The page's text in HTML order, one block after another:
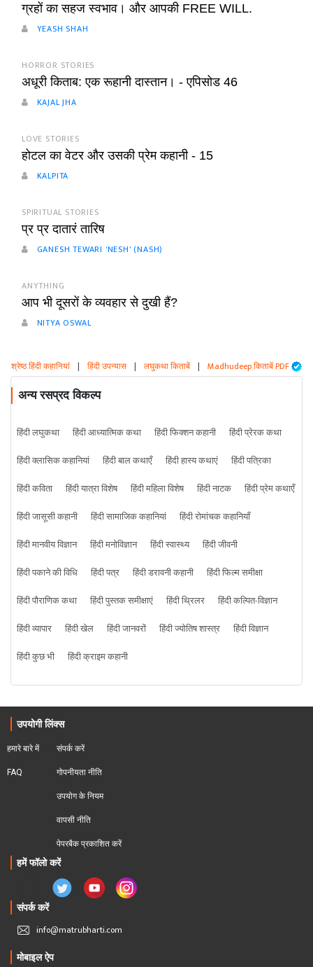
ग्रहों का सहज स्वभाव। और आपकी FREE WILL.
YEASH SHAH
HORROR STORIES
अधूरी किताब: एक रूहानी दास्तान। - एपिसोड 46
KAJAL JHA
LOVE STORIES
होटल का वेटर और उसकी प्रेम कहानी - 15
KALPITA
SPIRITUAL STORIES
प्र प्र दातारं तारिष
GANESH TEWARI 'NESH' (NASH)
ANYTHING
आप भी दूसरों के व्यवहार से दुखी हैं?
NITYA OSWAL
श्रेष्ठ हिंदी कहानियां | हिंदी उपन्यास | लघुकथा किताबें | Madhudeep किताबें PDF
अन्य रसप्रद विकल्प
हिंदी लघुकथा हिंदी आध्यात्मिक कथा हिंदी फिक्शन कहानी
हिंदी प्रेरक कथा
हिंदी क्लासिक कहानियां
हिंदी बाल कथाएँ हिंदी हास्य कथाएं
हिंदी पत्रिका
हिंदी कविता
हिंदी यात्रा विशेष हिंदी महिला विशेष हिंदी नाटक
हिंदी प्रेम कथाएँ
हिंदी जासूसी कहानी
हिंदी सामाजिक कहानियां
हिंदी रोमांचक कहानियाँ
हिंदी मानवीय विज्ञान
हिंदी मनोविज्ञान हिंदी स्वास्थ्य
हिंदी जीवनी
हिंदी पकाने की विधि
हिंदी पत्र हिंदी डरावनी कहानी
हिंदी फिल्म समीक्षा
हिंदी पौराणिक कथा
हिंदी पुस्तक समीक्षाएं हिंदी थ्रिलर
हिंदी कल्पित-विज्ञान
हिंदी व्यापार
हिंदी खेल हिंदी जानवरों हिंदी ज्योतिष शास्त्र
हिंदी विज्ञान
हिंदी कुछ भी
हिंदी क्राइम कहानी
उपयोगी लिंक्स
हमारे बारे में
FAQ
संपर्क करें
गोपनीयता नीति
उपयोग के नियम
वापसी नीति
पेपरबैक प्रकाशित करें
हमें फॉलो करें
संपर्क करें
info@matrubharti.com
मोबाइल ऐप